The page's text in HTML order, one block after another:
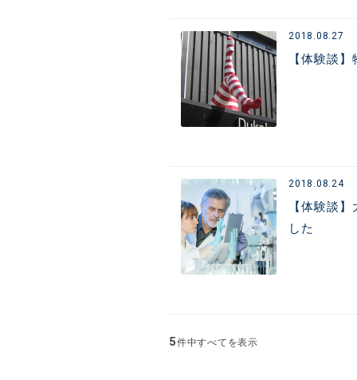
2018.08.27
【体験談
2018.08.24
【体験談
した
5件中すべてを表示